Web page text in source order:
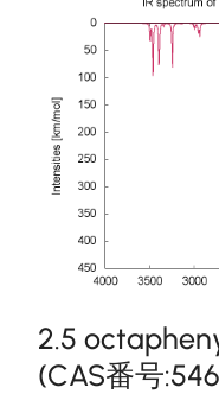
2.5
(CAS番号